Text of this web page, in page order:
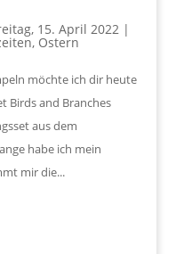
15. April 2022|
, Ostern
möchte ich dir heute
Birds and Branches
aus dem
habe ich mein
mir die...